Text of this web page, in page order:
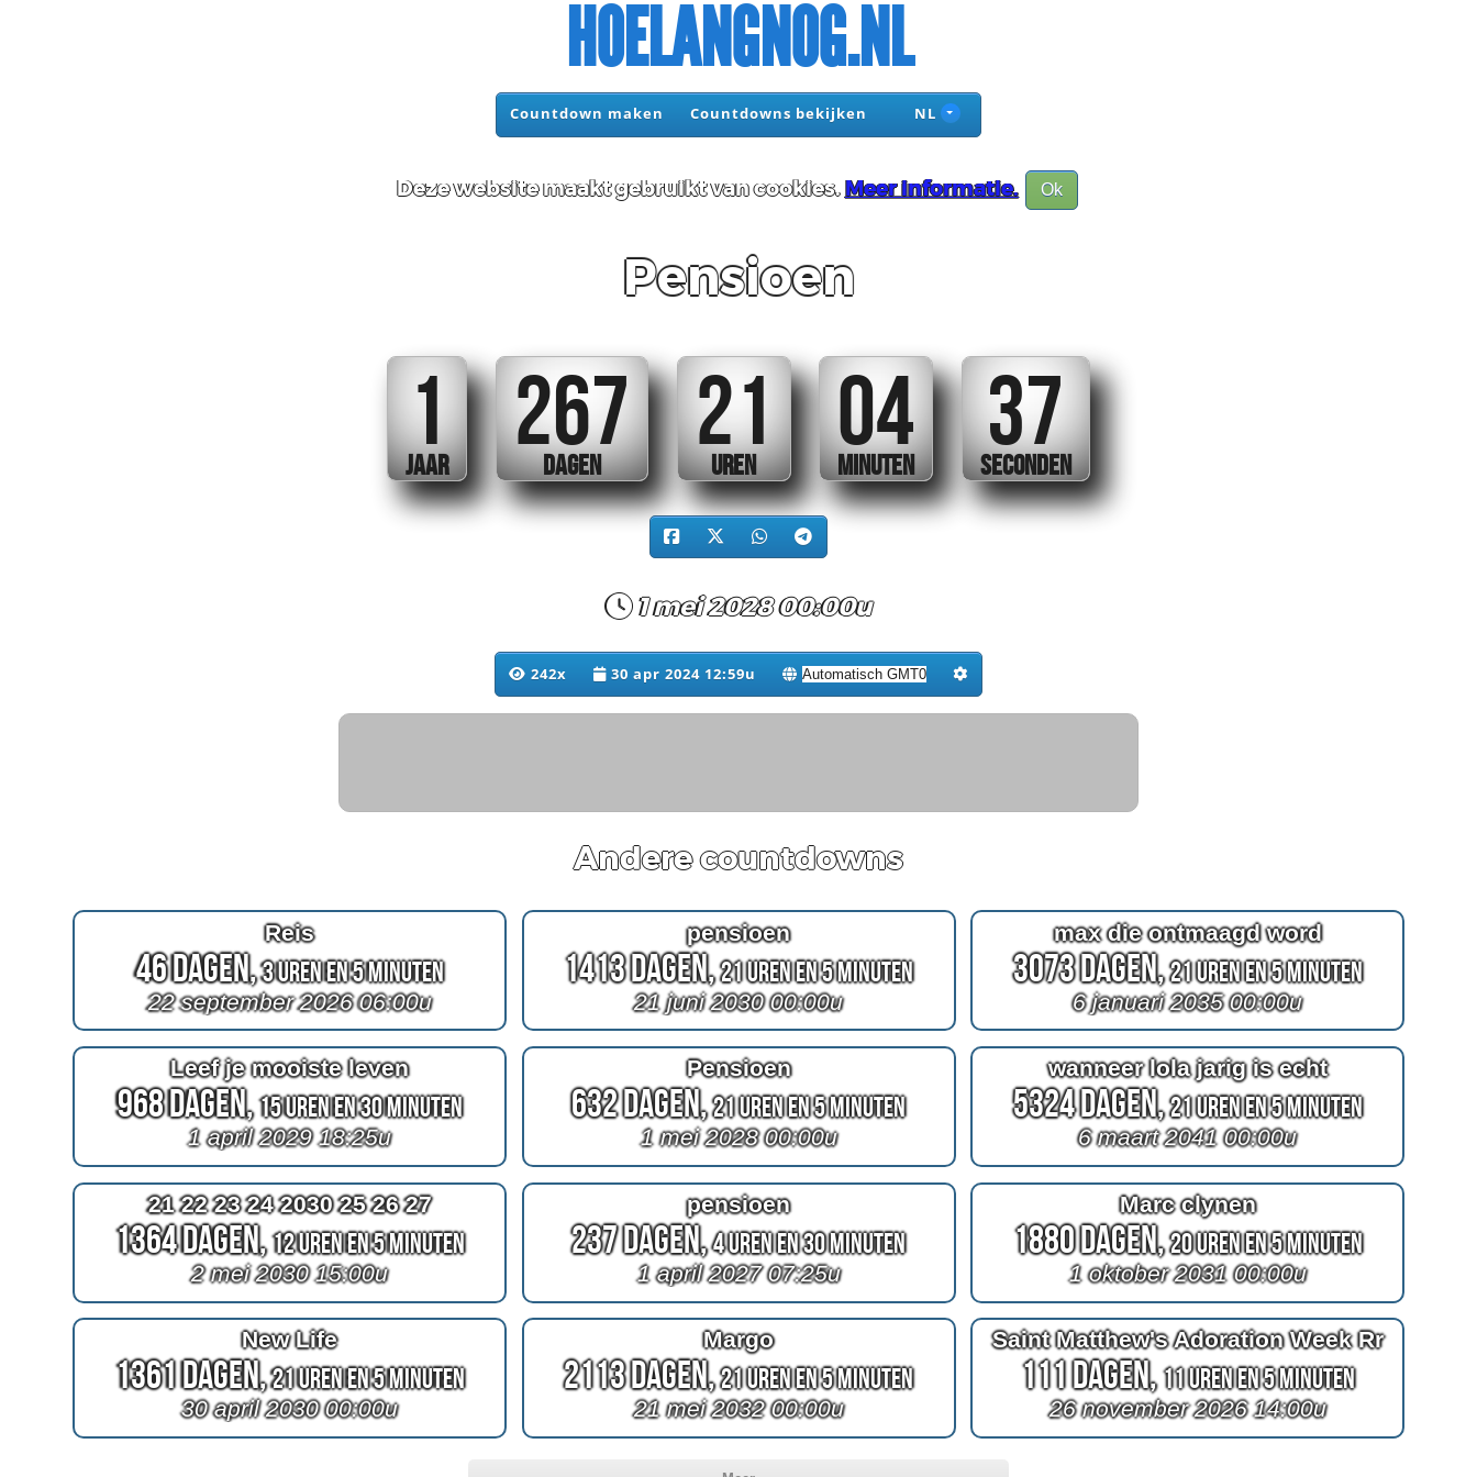
HOELANGNOG.NL
Countdown maken Countdowns bekijken NL
Deze website maakt gebruikt van cookies.Meer informatie. Ok
Pensioen
1
JAAR
267
DAGEN
21
UREN
04
MINUTEN
37
SECONDEN
1 mei 2028 00:00u
242x 30 apr 2024 12:59u
Andere countdowns
Reis
46 Dagen,3 Uren en 5 Minuten
22 september 2026 06:00u
pensioen
1413 Dagen,21 Uren en 5 Minuten
21 juni 2030 00:00u
max die ontmaagd word
3073 Dagen,21 Uren en 5 Minuten
6 januari 2035 00:00u
Leef je mooiste leven
968 Dagen,15 Uren en 30 Minuten
1 april 2029 18:25u
Pensioen
632 Dagen,21 Uren en 5 Minuten
1 mei 2028 00:00u
wanneer lola jarig is echt
5324 Dagen,21 Uren en 5 Minuten
6 maart 2041 00:00u
21 22 23 24 2030 25 26 27
1364 Dagen,12 Uren en 5 Minuten
2 mei 2030 15:00u
pensioen
237 Dagen,4 Uren en 30 Minuten
1 april 2027 07:25u
Marc clynen
1880 Dagen,20 Uren en 5 Minuten
1 oktober 2031 00:00u
New Life
1361 Dagen,21 Uren en 5 Minuten
30 april 2030 00:00u
Margo
2113 Dagen,21 Uren en 5 Minuten
21 mei 2032 00:00u
Saint Matthew's Adoration Week Rr
111 Dagen,11 Uren en 5 Minuten
26 november 2026 14:00u